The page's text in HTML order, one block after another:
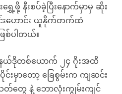
ေ့ဖို့ နီးစပ်ခဲ့ပြီးနောက်မှာမှ ဆိုး
ဟောင်း ယူနိုက်တက်ထံ
စ်ပါတယ်။
ယ်ဒိုတစ်ယောက် ၂၄ ဂိုးအထိ
းမှာတော့ ခြေစွမ်းက ကျဆင်း
တ်တွေ နဲ့ ဘောလုံးကျွမ်းကျင်